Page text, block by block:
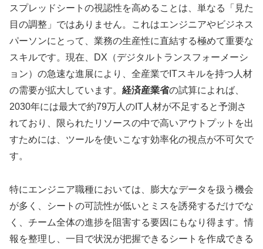
スプレッドシートの視認性を高めることは、単なる「見た
目の調整」ではありません。これはエンジニアやビジネス
パーソンにとって、業務の生産性に直結する極めて重要な
スキルです。現在、DX（デジタルトランスフォーメーシ
ョン）の急速な進展により、全産業でITスキルを持つ人材
の需要が拡大しています。 経済産業省の試算によれば、
2030年には最大で約79万人のIT人材が不足すると予測さ
れており、限られたリソースの中で高いアウトプットを出
すためには、ツールを使いこなす効率化の視点が不可欠で
す。
特にエンジニア職種においては、膨大なデータを扱う機会
が多く、シートの可読性が低いとミスを誘発するだけでな
く、チーム全体の進捗を阻害する要因にもなり得ます。情
報を整理し、一目で状況が把握できるシートを作成できる